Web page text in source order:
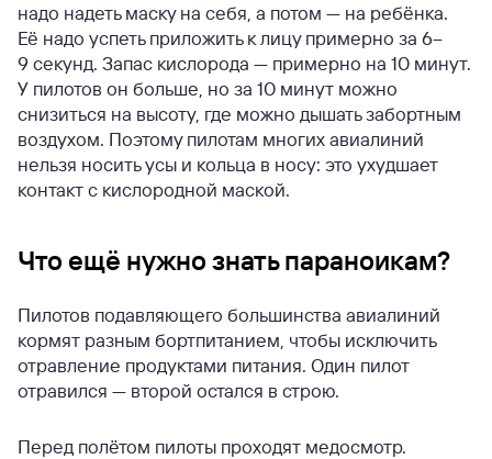
надо надеть маску на себя, а потом — на ребёнка.
Её надо успеть приложить к лицу примерно за 6–
9 секунд. Запас кислорода — примерно на 10 минут.
У пилотов он больше, но за 10 минут можно
снизиться на высоту, где можно дышать забортным
воздухом. Поэтому пилотам многих авиалиний
нельзя носить усы и кольца в носу: это ухудшает
контакт с кислородной маской.
Что ещё нужно знать параноикам?
Пилотов подавляющего большинства авиалиний
кормят разным бортпитанием, чтобы исключить
отравление продуктами питания. Один пилот
отравился — второй остался в строю.
Перед полётом пилоты проходят медосмотр.